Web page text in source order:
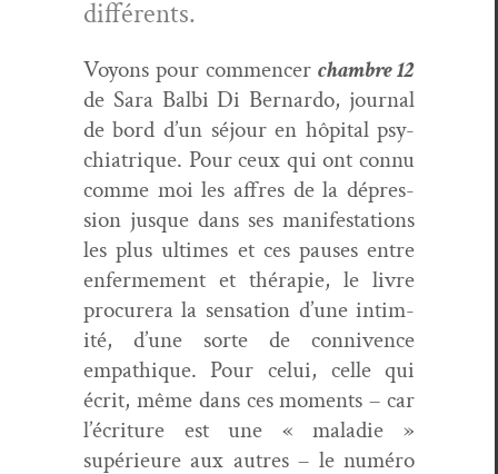
différents.
Voyons pour com­mencercham­bre 12
de Sara Bal­bi Di Bernar­do, jour­nal
de bord d’un séjour en hôpi­tal psy­
chi­a­trique. Pour ceux qui ont con­nu
comme moi les affres de la dépres­
sion jusque dans ses man­i­fes­ta­tions
les plus ultimes et ces paus­es entre
enfer­me­ment et thérapie, le livre
pro­cur­era la sen­sa­tion d’une intim­
ité, d’une sorte de con­nivence
empathique. Pour celui, celle qui
écrit, même dans ces moments – car
l’écri­t­ure est une « mal­adie »
supérieure aux autres – le numéro